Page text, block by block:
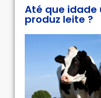
Até que
produz leite ?